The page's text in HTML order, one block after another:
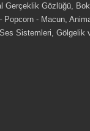
Gerçeklik Gözlüğü,
- Macun,
Sistemleri, Gölgelik